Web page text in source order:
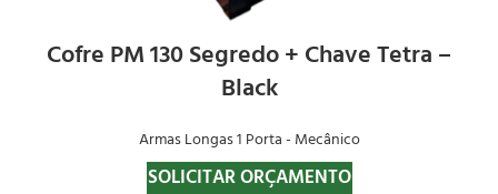
Cofre PM 130 Segredo + Chave Tetra –
Black
Armas Longas 1 Porta - Mecânico
SOLICITAR ORÇAMENTO